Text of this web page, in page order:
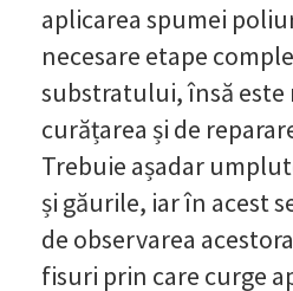
aplicarea spumei
necesare etape
substratului, însă este
curățarea și de
Trebuie așadar
și găurile, iar în acest
de observarea
fisuri prin care curge